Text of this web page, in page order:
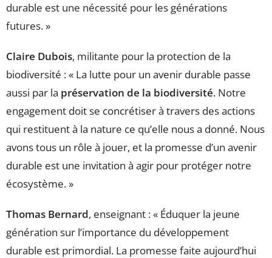
durable est une nécessité pour les générations
futures. »
Claire Dubois, militante pour la protection de la
biodiversité : « La lutte pour un avenir durable passe
aussi par la préservation de la biodiversité. Notre
engagement doit se concrétiser à travers des actions
qui restituent à la nature ce qu’elle nous a donné. Nous
avons tous un rôle à jouer, et la promesse d’un avenir
durable est une invitation à agir pour protéger notre
écosystème. »
Thomas Bernard, enseignant : « Éduquer la jeune
génération sur l’importance du développement
durable est primordial. La promesse faite aujourd’hui